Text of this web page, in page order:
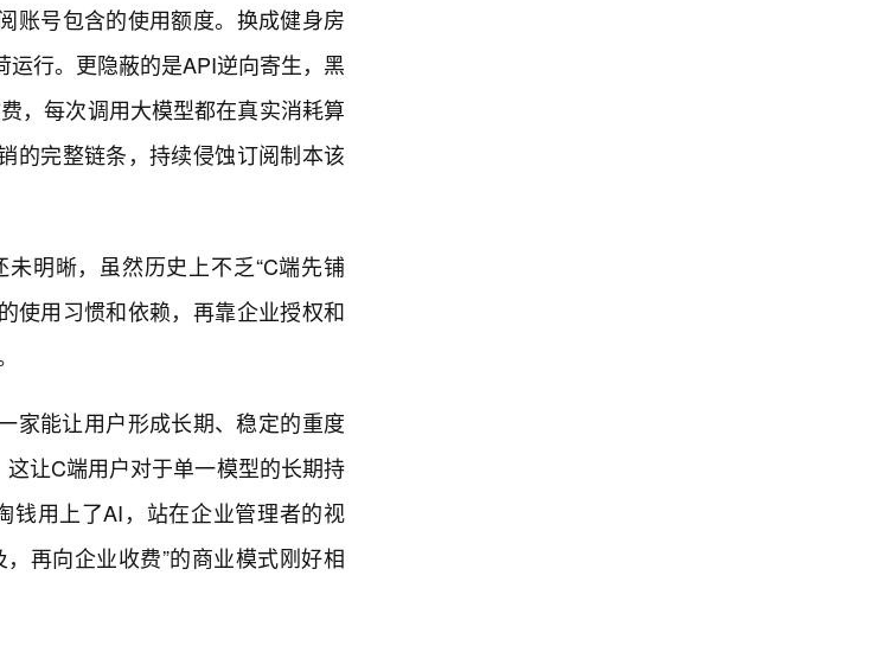
账号包含的使用额度。换成健身房
行。更隐蔽的是API逆向寄生，黑
，每次调用大模型都在真实消耗算
的完整链条，持续侵蚀订阅制本该
明晰，虽然历史上不乏“C端先铺
使用习惯和依赖，再靠企业授权和
家能让用户形成长期、稳定的重度
让C端用户对于单一模型的长期持
钱用上了AI，站在企业管理者的视
再向企业收费”的商业模式刚好相